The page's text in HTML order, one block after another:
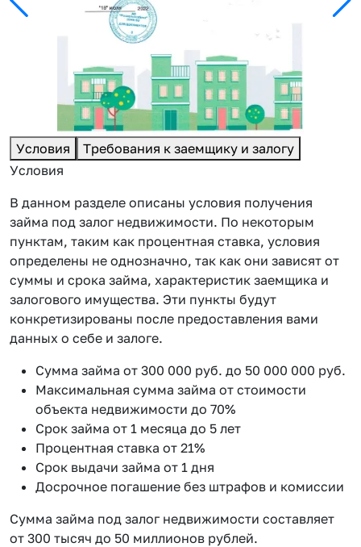
Условия
Требования к заемщику и залогу
Условия
В данном разделе описаны условия получения
займа под залог недвижимости. По некоторым
пунктам, таким как процентная ставка, условия
определены не однозначно, так как они зависят от
суммы и срока займа, характеристик заемщика и
залогового имущества. Эти пункты будут
конкретизированы после предоставления вами
данных о себе и залоге.
Сумма займа от 300 000 руб. до 50 000 000 руб.
Максимальная сумма займа от стоимости
объекта недвижимости до 70%
Срок займа от 1 месяца до 5 лет
Процентная ставка от 21%
Срок выдачи займа от 1 дня
Досрочное погашение без штрафов и комиссии
Сумма займа под залог недвижимости составляет
от 300 тысяч до 50 миллионов рублей.